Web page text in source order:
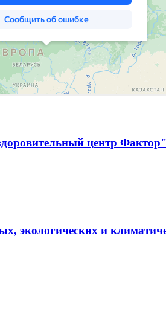
центр Фактор"
экологических и